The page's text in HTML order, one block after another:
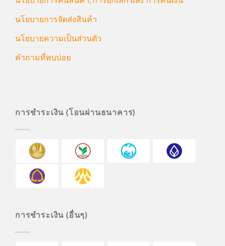
นโยบายการจัดส่งสินค้า
นโยบายความเป็นส่วนตัว
คำถามที่พบบ่อย
การชำระเงิน (โอนผ่านธนาคาร)
การชำระเงิน (อื่นๆ)